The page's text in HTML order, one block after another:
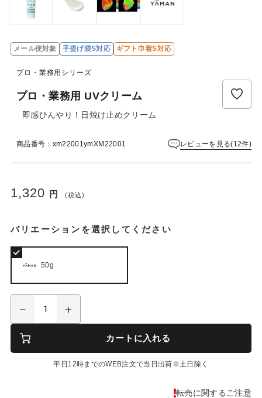
メール便対象 手提げ袋S対応 ギフト巾着S対応
プロ・業務用シリーズ
プロ・業務用 UVクリーム
即感ひんやり！日焼け止めクリーム
商品番号：xm22001ymXM22001 レビューを見る(12件)
1,320 円 (税込)
バリエーションを選択してください
50g
カートに入れる
平日12時までのWEB注文で当日出荷※土日除く
転売に関するご注意